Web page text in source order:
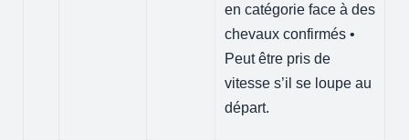
en catégorie face à des
chevaux confirmés •
Peut être pris de
vitesse s’il se loupe au
départ.